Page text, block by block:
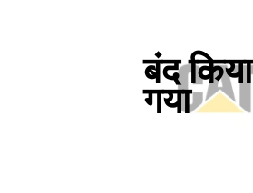
बंद किया
गया